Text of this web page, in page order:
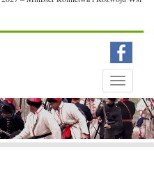
Toggle